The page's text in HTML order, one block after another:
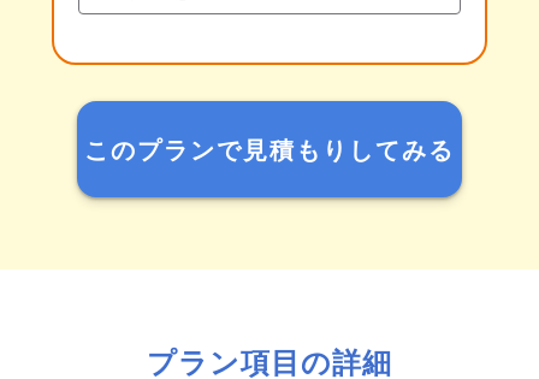
このプランで見積もりしてみる
プラン項目の詳細